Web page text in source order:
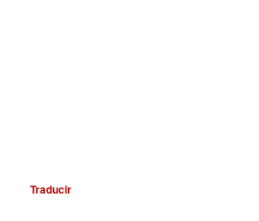
Traducir